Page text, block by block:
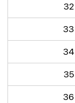
32
33
34
35
36